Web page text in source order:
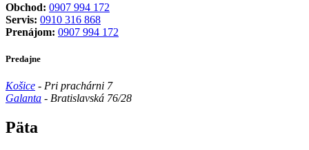
Obchod: 0907 994 172
Servis: 0910 316 868
Prenájom: 0907 994 172
Predajne
Košice - Pri prachárni 7
Galanta - Bratislavská 76/28
Päta